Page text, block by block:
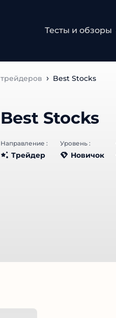
Тесты и обзоры
Best Stocks
Best Stocks
Направление :
Трейдер
Уровень :
Новичок